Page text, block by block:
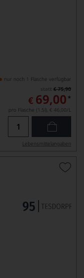
nur noch 1 Flasche verfügbar
€ 75,90
€ 69,00 *
pro Flasche (1.5l), € 46,00/L
Lebensmittel­angaben